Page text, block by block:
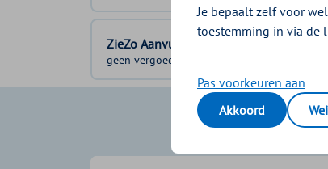
ZieZo Aanvullend 2
geen vergoeding
Je bepaalt zelf voor
toestemming in via de
Pas voorkeuren aan
Akkoord